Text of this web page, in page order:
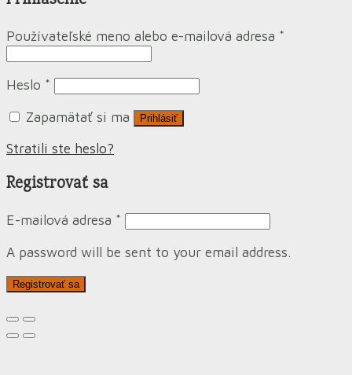
Používateľské meno alebo e-mailová adresa *
Heslo *
Zapamätať si ma
Prihlásiť
Stratili ste heslo?
Registrovať sa
E-mailová adresa *
A password will be sent to your email address.
Registrovať sa